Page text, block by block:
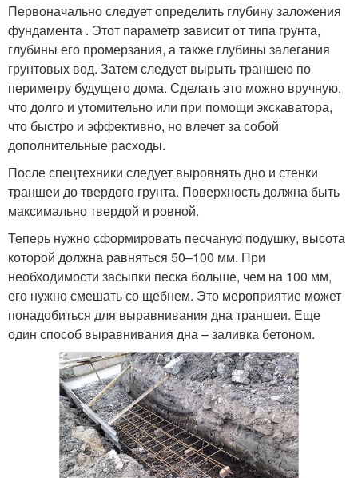
Первоначально следует определить глубину заложения
фундамента . Этот параметр зависит от типа грунта,
глубины его промерзания, а также глубины залегания
грунтовых вод. Затем следует вырыть траншею по
периметру будущего дома. Сделать это можно вручную,
что долго и утомительно или при помощи экскаватора,
что быстро и эффективно, но влечет за собой
дополнительные расходы.
После спецтехники следует выровнять дно и стенки
траншеи до твердого грунта. Поверхность должна быть
максимально твердой и ровной.
Теперь нужно сформировать песчаную подушку, высота
которой должна равняться 50–100 мм. При
необходимости засыпки песка больше, чем на 100 мм,
его нужно смешать со щебнем. Это мероприятие может
понадобиться для выравнивания дна траншеи. Еще
один способ выравнивания дна – заливка бетоном.